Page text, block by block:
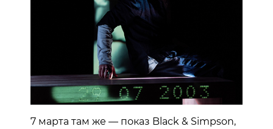
7 марта там же — показ Black & Simpson,